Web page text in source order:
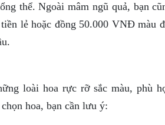
thể. Ngoài mâm ngũ quả, bạn
lẻ hoặc đồng 50.000 VNĐ màu
loài hoa rực rỡ sắc màu, phù
hoa, bạn cần lưu ý: